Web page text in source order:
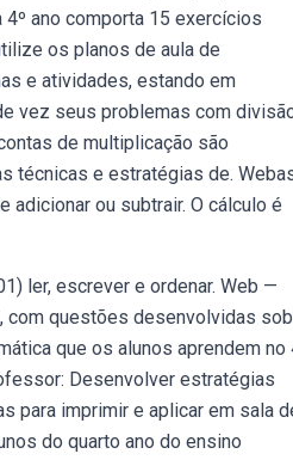
ano comporta 15 exercícios
os planos de aula de
e atividades, estando em
vez seus problemas com
de multiplicação são
técnicas e estratégias de.
ou subtrair. O cálculo é
ler, escrever e ordenar. Web —
com questões desenvolvidas
que os alunos aprendem no
Desenvolver estratégias
para imprimir e aplicar em sala
do quarto ano do ensino